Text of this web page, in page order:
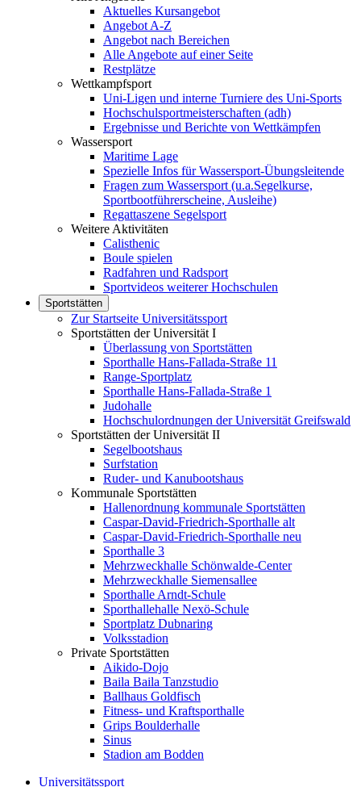
Aktuelles Kursangebot
Angebot A-Z
Angebot nach Bereichen
Alle Angebote auf einer Seite
Restplätze
Wettkampfsport
Uni-Ligen und interne Turniere des Uni-Sports
Hochschulsportmeisterschaften (adh)
Ergebnisse und Berichte von Wettkämpfen
Wassersport
Maritime Lage
Spezielle Infos für Wassersport-Übungsleitende
Fragen zum Wassersport (u.a.Segelkurse,
Sportbootführerscheine, Ausleihe)
Regattaszene Segelsport
Weitere Aktivitäten
Calisthenic
Boule spielen
Radfahren und Radsport
Sportvideos weiterer Hochschulen
Sportstätten
Zur Startseite Universitätssport
Sportstätten der Universität I
Überlassung von Sportstätten
Sporthalle Hans-Fallada-Straße 11
Range-Sportplatz
Sporthalle Hans-Fallada-Straße 1
Judohalle
Hochschulordnungen der Universität Greifswald
Sportstätten der Universität II
Segelbootshaus
Surfstation
Ruder- und Kanubootshaus
Kommunale Sportstätten
Hallenordnung kommunale Sportstätten
Caspar-David-Friedrich-Sporthalle alt
Caspar-David-Friedrich-Sporthalle neu
Sporthalle 3
Mehrzweckhalle Schönwalde-Center
Mehrzweckhalle Siemensallee
Sporthalle Arndt-Schule
Sporthallehalle Nexö-Schule
Sportplatz Dubnaring
Volksstadion
Private Sportstätten
Aikido-Dojo
Baila Baila Tanzstudio
Ballhaus Goldfisch
Fitness- und Kraftsporthalle
Grips Boulderhalle
Sinus
Stadion am Bodden
Universitätssport